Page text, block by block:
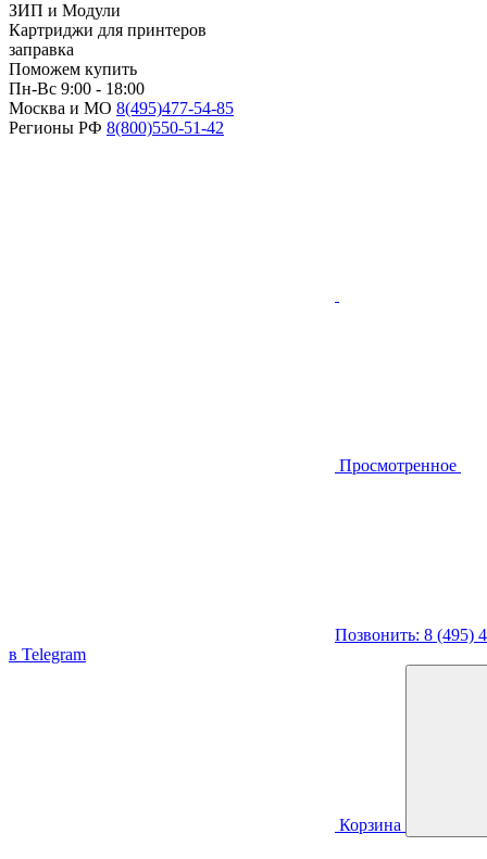
ЗИП и Модули
Картриджи для принтеров
заправка
Поможем купить
Пн-Вс 9:00 - 18:00
Москва и МО 8(495)477-54-85
Регионы РФ 8(800)550-51-42
Просмотренное
Позвонить: 8 (495)
в Telegram
Корзина